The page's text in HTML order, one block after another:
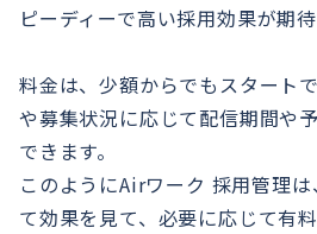
ピーディーで高い採用効果が期待
料金は、少額からでもスタート
や募集状況に応じて配信期間や
できます。
このようにAirワーク 採用管理
て効果を見て、必要に応じて有